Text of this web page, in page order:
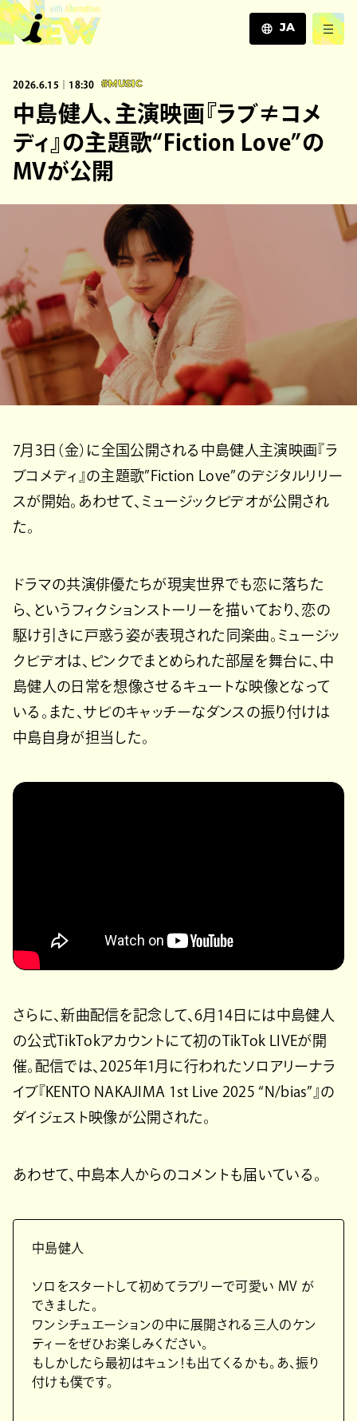
JA
ZH
2026.6.15｜18:30 #MUSIC
中島健人、主演映画『ラブ≠コメ
ディ』の主題歌“Fiction Love”の
MVが公開
7月3日（金）に全国公開される中島健人主演映画『ラ
ブコメディ』の主題歌”Fiction Love”のデジタルリリー
スが開始。あわせて、ミュージックビデオが公開され
た。
ドラマの共演俳優たちが現実世界でも恋に落ちた
ら、というフィクションストーリーを描いており、恋の
駆け引きに戸惑う姿が表現された同楽曲。ミュージッ
クビデオは、ピンクでまとめられた部屋を舞台に、中
島健人の日常を想像させるキュートな映像となって
いる。また、サビのキャッチーなダンスの振り付けは
中島自身が担当した。
さらに、新曲配信を記念して、6月14日には中島健人
の公式TikTokアカウントにて初のTikTok LIVEが開
催。配信では、2025年1月に行われたソロアリーナラ
イブ『KENTO NAKAJIMA 1st Live 2025 “N/bias”』の
ダイジェスト映像が公開された。
あわせて、中島本人からのコメントも届いている。
中島健人
ソロをスタートして初めてラブリーで可愛い MV が
できました。
ワンシチュエーションの中に展開される三人のケン
ティーをぜひお楽しみください。
もしかしたら最初はキュン！も出てくるかも。あ、振り
付けも僕です。